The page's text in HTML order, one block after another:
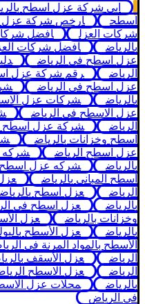
ابي شركة عزل اسطح
اسطح
ارخص شركة عزل
شركات العزل
افضل
بالرياض
افضل شركات
عزل اسطح في الرياض
الرياض
رقم شركة عزل
عزل اسطح في الرياض
بالرياض
شركات عزل
عزل الاسطح في الرياض
الرياض
شركة عزل اسطح
اسطح وخزانات بالرياض
عزل اسطح الرياض
شركه
بالرياض
شركه عزل اسطح
أسطح المباني بالرياض
الرياض
عزل أسطح بالرياض
بالرياض
عزل اسطح في
وخزانات بالرياض
عزل
بالرياض
عزل الأسطح
الأسطح بالمواد المرنة في
الرياض
عزل الأسقف
الرياض
عزل الاسطح
بالرياض
محلات عزل
في الرياض